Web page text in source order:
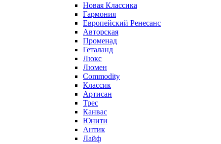
Новая Классика
Гармония
Европейский Ренесанс
Авторская
Променад
Геталанд
Люкс
Люмен
Commodity
Классик
Артисан
Трес
Канвас
Юнити
Антик
Лайф